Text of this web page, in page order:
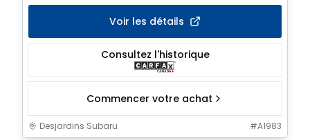
Voir les détails
Consultez l'historique
Commencer votre achat
Desjardins Subaru #A1983